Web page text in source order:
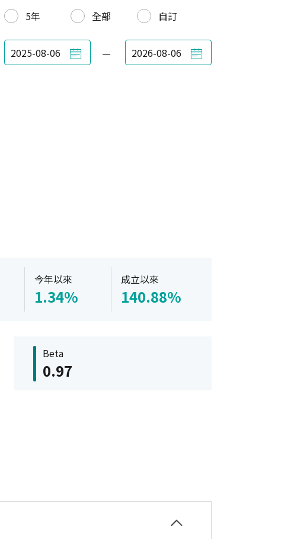
5年
全部 自訂
—
今年以來
1.34%
成立以來
140.88%
Beta
0.97